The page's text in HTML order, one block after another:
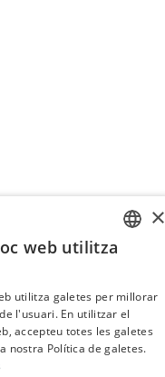
×
web utilitza
utilitza galetes per millorar
l'usuari. En utilitzar el
accepteu totes les galetes
nostra Política de galetes.